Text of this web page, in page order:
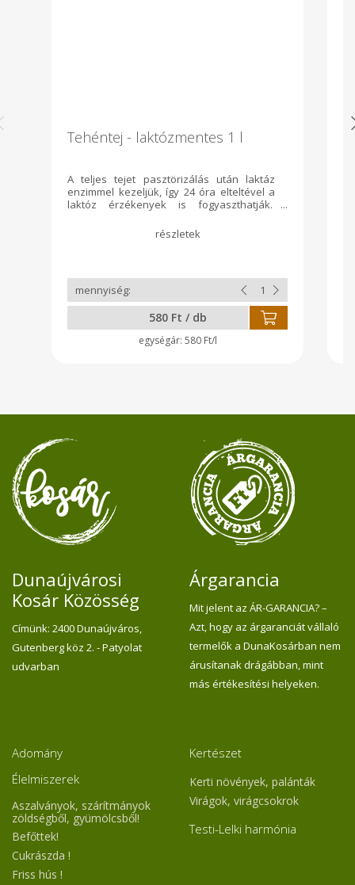
Tehéntej - laktózmentes 1 l
A teljes tejet pasztörizálás után laktáz
enzimmel kezeljük, így 24 óra elteltével a
laktóz érzékenyek is fogyaszthatják.
580 Ft / db
580 Ft/l
Dunaújvárosi
Kosár Közösség
Címünk: 2400 Dunaújváros,
Gutenberg köz 2. - Patyolat
udvarban
Árgarancia
Mit jelent az ÁR-GARANCIA? –
Azt, hogy az árgaranciát vállaló
termelők a DunaKosárban nem
árusítanak drágábban, mint
más értékesítési helyeken.
Adomány
Élelmiszerek
Aszalványok, szárítmányok
zöldségből, gyümölcsből!
Befőttek!
Cukrászda !
Friss hús !
Kertészet
Kerti növények, palánták
Virágok, virágcsokrok
Testi-Lelki harmónia